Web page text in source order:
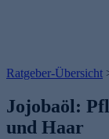
Ratgeber-Übersicht
Jojobaöl:
und Haar